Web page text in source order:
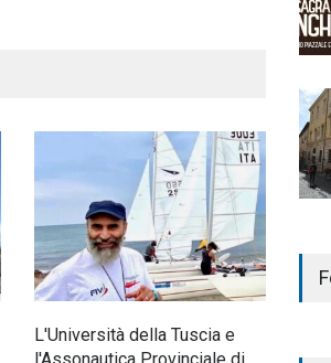
L'Università della Tuscia e